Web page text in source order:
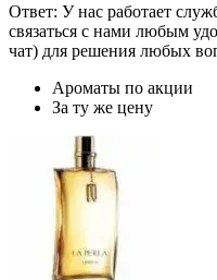
Ответ: У нас работает
связаться с нами любым
чат) для решения любых
Ароматы по акции
За ту же цену